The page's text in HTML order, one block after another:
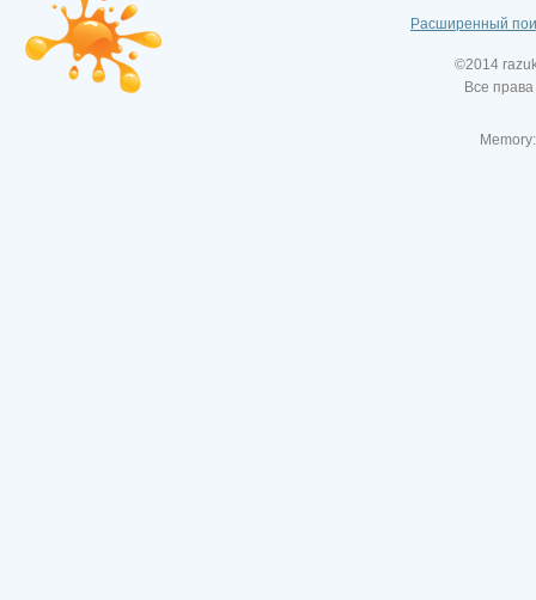
Расширенный
©2014
Все